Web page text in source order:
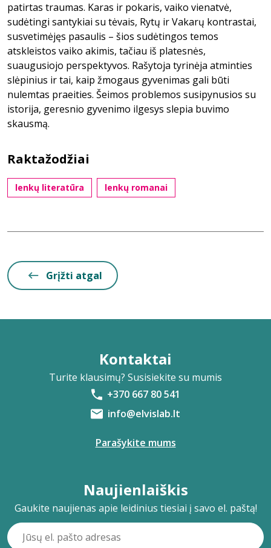
patirtas traumas. Karas ir pokaris, vaiko vienatvė,
sudėtingi santykiai su tėvais, Rytų ir Vakarų kontrastai,
susvetimėjęs pasaulis – šios sudėtingos temos
atskleistos vaiko akimis, tačiau iš platesnės,
suaugusiojo perspektyvos. Rašytoja tyrinėja atminties
slėpinius ir tai, kaip žmogaus gyvenimas gali būti
nulemtas praeities. Šeimos problemos susipynusios su
istorija, geresnio gyvenimo ilgesys slepia buvimo
skausmą.
Raktažodžiai
lenkų literatūra lenkų romanai
Grįžti atgal
Kontaktai
Turite klausimų? Susisiekite su mumis
+370 667 80 541
info@elvislab.lt
Parašykite mums
Naujienlaiškis
Gaukite naujienas apie leidinius tiesiai į savo el. paštą!